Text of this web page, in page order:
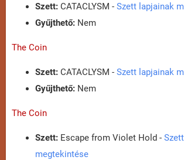
Szett: CATACLYSM - Szett lapjainak
Gyűjthető: Nem
The Coin
Szett: CATACLYSM - Szett lapjainak
Gyűjthető: Nem
The Coin
Szett: Escape from Violet Hold -
megtekintése